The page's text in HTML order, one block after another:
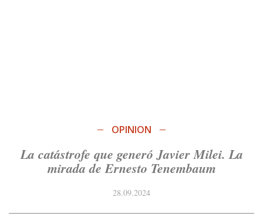
OPINION
La catástrofe que generó Javier Milei. La
mirada de Ernesto Tenembaum
28.09.2024